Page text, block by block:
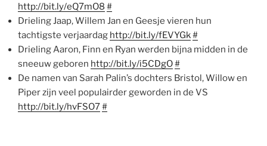
http://bit.ly/eQ7mO8 #
Drieling Jaap, Willem Jan en Geesje vieren hun
tachtigste verjaardag http://bit.ly/fEVYGk#
Drieling Aaron, Finn en Ryan werden bijna midden in de
sneeuw geboren http://bit.ly/i5CDgO#
De namen van Sarah Palin’s dochters Bristol, Willow en
Piper zijn veel populairder geworden in de VS
http://bit.ly/hvFSO7#